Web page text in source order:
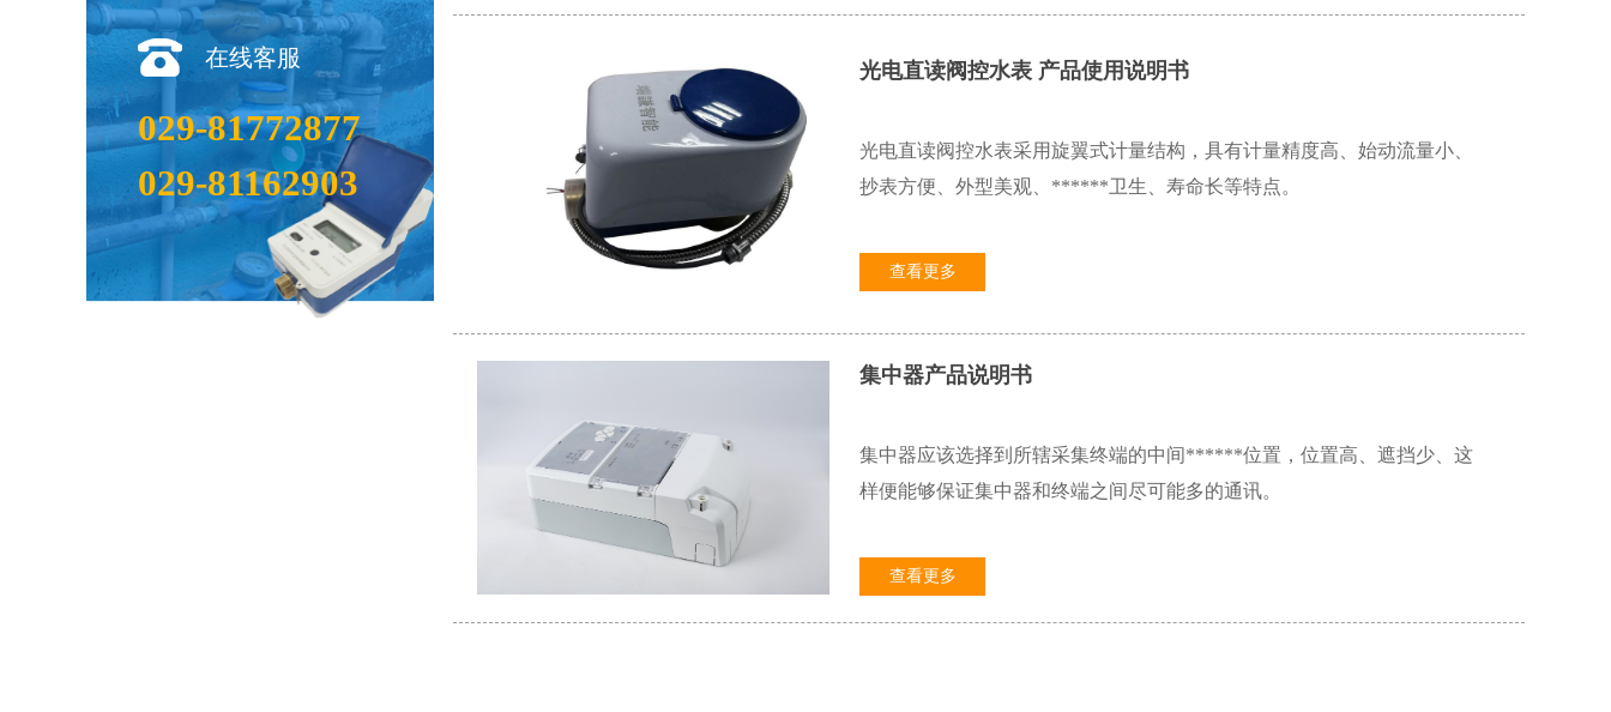
在线客服
029-81772877
029-81162903
光电直读阀控水表 产品使用说明书
光电直读阀控水表采用旋翼式计量结构，具有计量精度高、始动流量小、
抄表方便、外型美观、******卫生、寿命长等特点。
查看更多
集中器产品说明书
集中器应该选择到所辖采集终端的中间******位置，位置高、遮挡少、这
样便能够保证集中器和终端之间尽可能多的通讯。
查看更多